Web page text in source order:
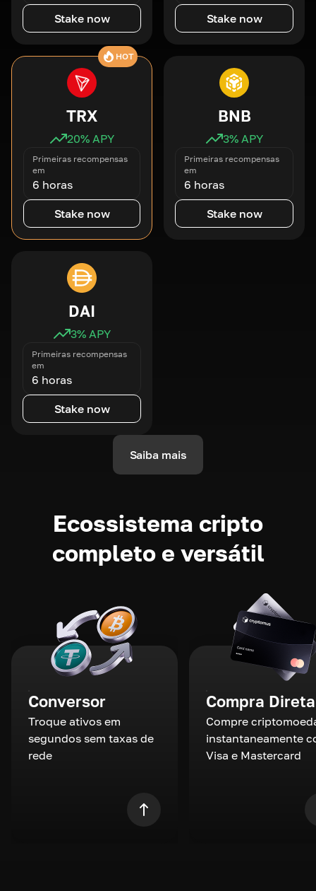
Stake now Stake now
HOT
TRX
20% APY
Primeiras recompensas
em
6 horas
Stake now
BNB
3% APY
Primeiras recompensas
em
6 horas
Stake now
DAI
3% APY
Primeiras recompensas
em
6 horas
Stake now
Saiba mais
Ecossistema cripto
completo e versátil
Conversor
Troque ativos em
segundos sem taxas de
rede
Compra Direta
Compre
instantaneamente
Visa e Mastercard